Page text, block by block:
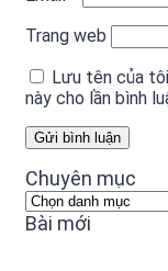
Trang web
Lưu tên của
này cho lần bình
Chuyên mục
Chuyên
mục
Bài mới